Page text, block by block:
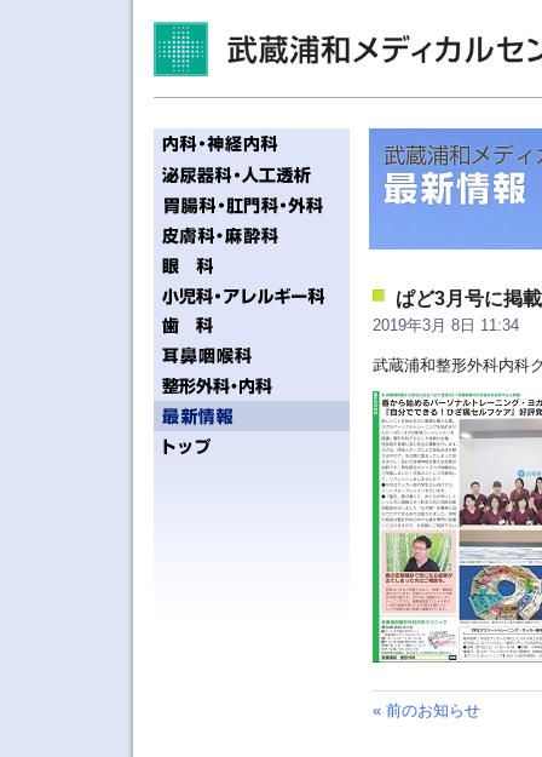
ぱど3月号に掲
2019年3月 8日 11:34
武蔵浦和整形外科内科
« 前のお知らせ